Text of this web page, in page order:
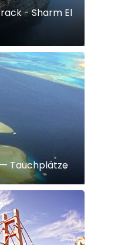
- Sharm El
Tauchplätze